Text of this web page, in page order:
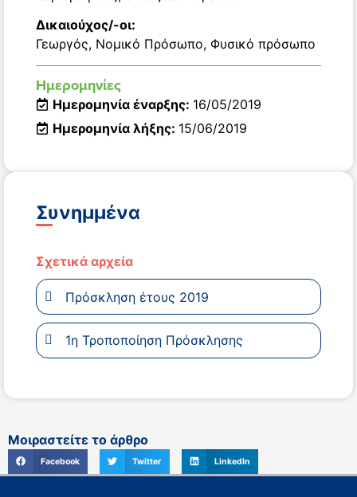
Δικαιούχος/-οι:
Γεωργός, Νομικό Πρόσωπο, Φυσικό πρόσωπο
Ημερομηνίες
Ημερομηνία έναρξης: 16/05/2019
Ημερομηνία λήξης: 15/06/2019
Συνημμένα
Σχετικά αρχεία
Πρόσκληση έτους 2019
1η Τροποποίηση Πρόσκλησης
Μοιραστείτε το άρθρο
Facebook Twitter LinkedIn